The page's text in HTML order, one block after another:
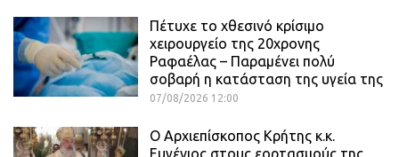
Πέτυχε το χθεσινό κρίσιμο
χειρουργείο της 20χρονης
Ραφαέλας – Παραμένει πολύ
σοβαρή η κατάσταση της υγεία της
07/08/2026 12:00
Ο Αρχιεπίσκοπος Κρήτης κ.κ.
Ευγένιος στους εορτασμούς της